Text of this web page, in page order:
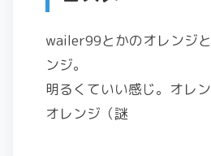
wailer99とかのオレンジ
ンジ。
明るくていい感じ。オレ
オレンジ（謎